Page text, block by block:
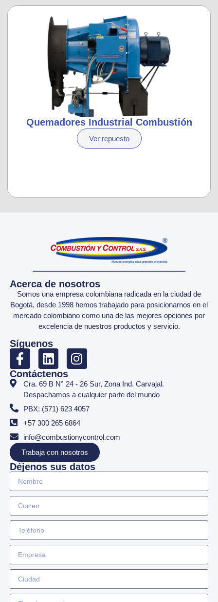
Quemadores Industrial Combustión
Ver repuesto
Acerca de nosotros
Somos una empresa colombiana radicada en la ciudad de
Bogotá, desde 1998 hemos trabajado para posicionarnos en el
mercado colombiano como una de las mejores opciones por
excelencia de nuestros productos y servicio.
Síguenos
Contáctenos
Cra. 69 B N° 24 - 26 Sur, Zona Ind. Carvajal.
Despachamos a cualquier parte del mundo
PBX: (571) 623 4057
+57 300 265 6864
info@combustionycontrol.com
Trabaja con nosotros
Déjenos sus datos